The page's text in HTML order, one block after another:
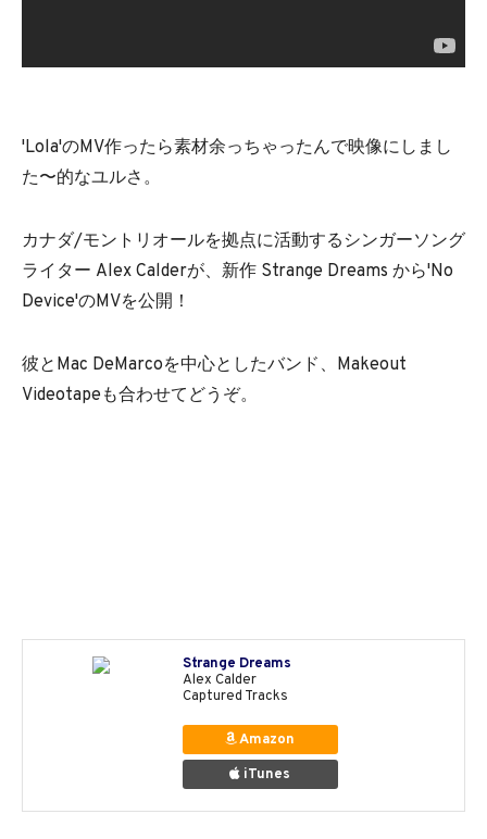
'Lola'のMV作ったら素材余っちゃったんで映像にしまし
た〜的なユルさ。
カナダ/モントリオールを拠点に活動するシンガーソング
ライター Alex Calderが、新作 Strange Dreams から'No
Device'のMVを公開！
彼とMac DeMarcoを中心としたバンド、Makeout
Videotapeも合わせてどうぞ。
Strange Dreams
Alex Calder
Captured Tracks
Amazon
iTunes